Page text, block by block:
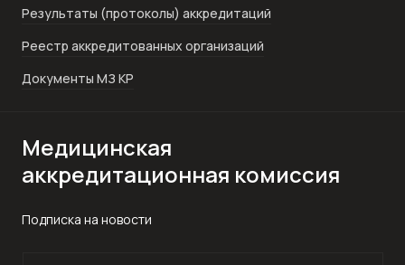
Результаты (протоколы) аккредитаций
Реестр аккредитованных организаций
Документы МЗ КР
Медицинская
аккредитационная комиссия
Подписка на новости